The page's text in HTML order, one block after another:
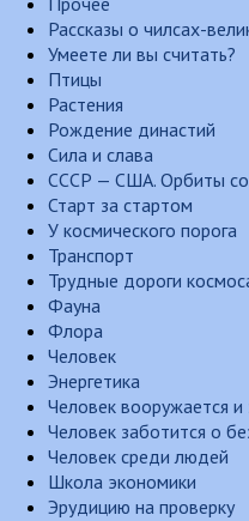
Рассказы о чилсах-
Умеете ли вы считать?
Птицы
Растения
Рождение династий
Сила и слава
СССР — США. Орбиты
Старт за стартом
У космического порога
Транспорт
Трудные дороги
Фауна
Флора
Человек
Энергетика
Человек вооружается
Человек заботится о
Человек среди людей
Школа экономики
Эрудицию на проверку